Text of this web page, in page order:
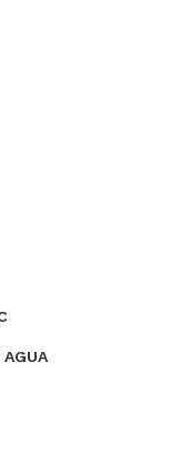
AGUA